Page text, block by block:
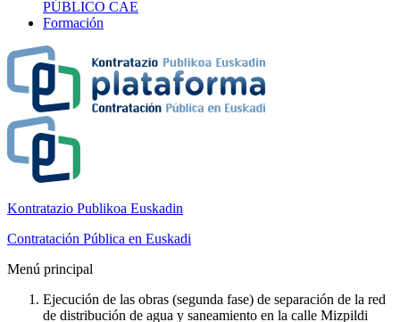
PÚBLICO CAE
Formación
Kontratazio Publikoa Euskadin
Contratación Pública en Euskadi
Menú principal
Ejecución de las obras (segunda fase) de separación de la red
de distribución de agua y saneamiento en la calle Mizpildi